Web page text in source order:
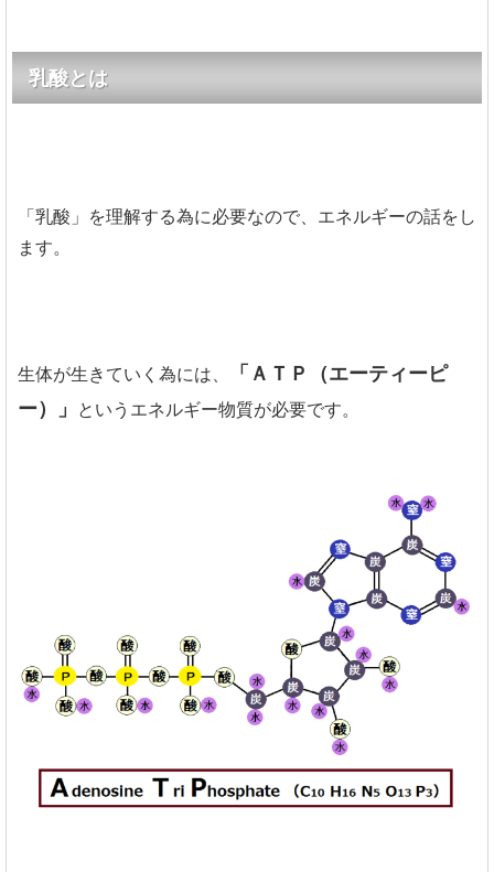
乳酸とは
「乳酸」を理解する為に必要なので、エネルギーの話をし
ます。
生体が生きていく為には、
「ＡＴＰ（エーティーピ
ー）」
というエネルギー物質が必要です。